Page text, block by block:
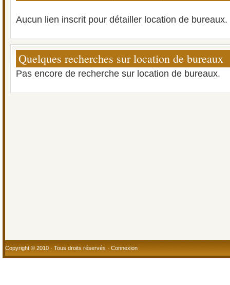
Aucun lien inscrit pour détailler location de bureaux.
Quelques recherches sur location de bureaux
Pas encore de recherche sur location de bureaux.
Copyright © 2010 · Tous droits réservés · Connexion